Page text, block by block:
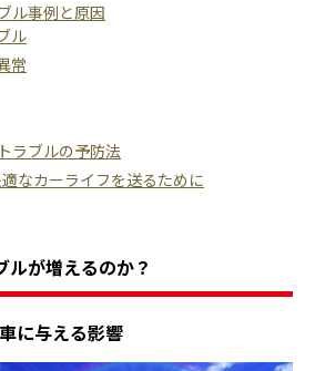
ル事例と原因
ル
常
ラブルの予防法
なカーライフを送るために
ルが増えるのか？
に与える影響